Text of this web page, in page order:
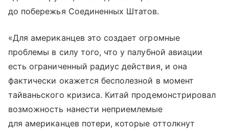
до побережья Соединенных Штатов.
«Для американцев это создает огромные
проблемы в силу того, что у палубной авиации
есть ограниченный радиус действия, и она
фактически окажется бесполезной в момент
тайваньского кризиса. Китай продемонстрировал
возможность нанести неприемлемые
для американцев потери, которые оттолкнут